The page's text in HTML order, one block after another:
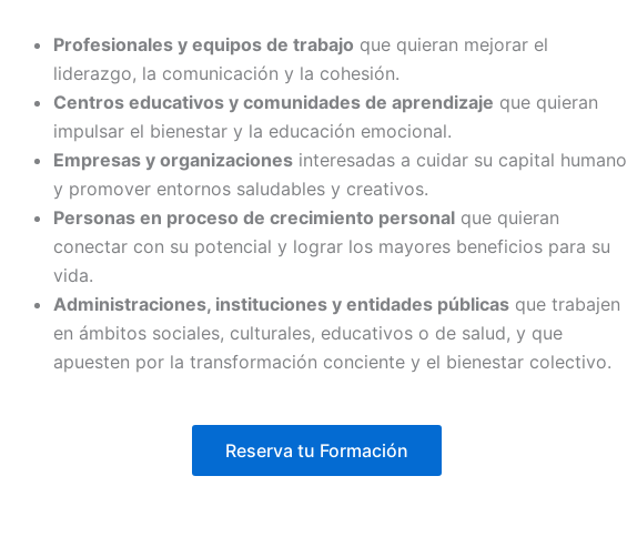
Profesionales y equipos de trabajo que quieran mejorar el
liderazgo, la comunicación y la cohesión.
Centros educativos y comunidades de aprendizaje que quieran
impulsar el bienestar y la educación emocional.
Empresas y organizaciones interesadas a cuidar su capital humano
y promover entornos saludables y creativos.
Personas en proceso de crecimiento personal que quieran
conectar con su potencial y lograr los mayores beneficios para su
vida.
Administraciones, instituciones y entidades públicas que trabajen
en ámbitos sociales, culturales, educativos o de salud, y que
apuesten por la transformación conciente y el bienestar colectivo.
Reserva tu Formación